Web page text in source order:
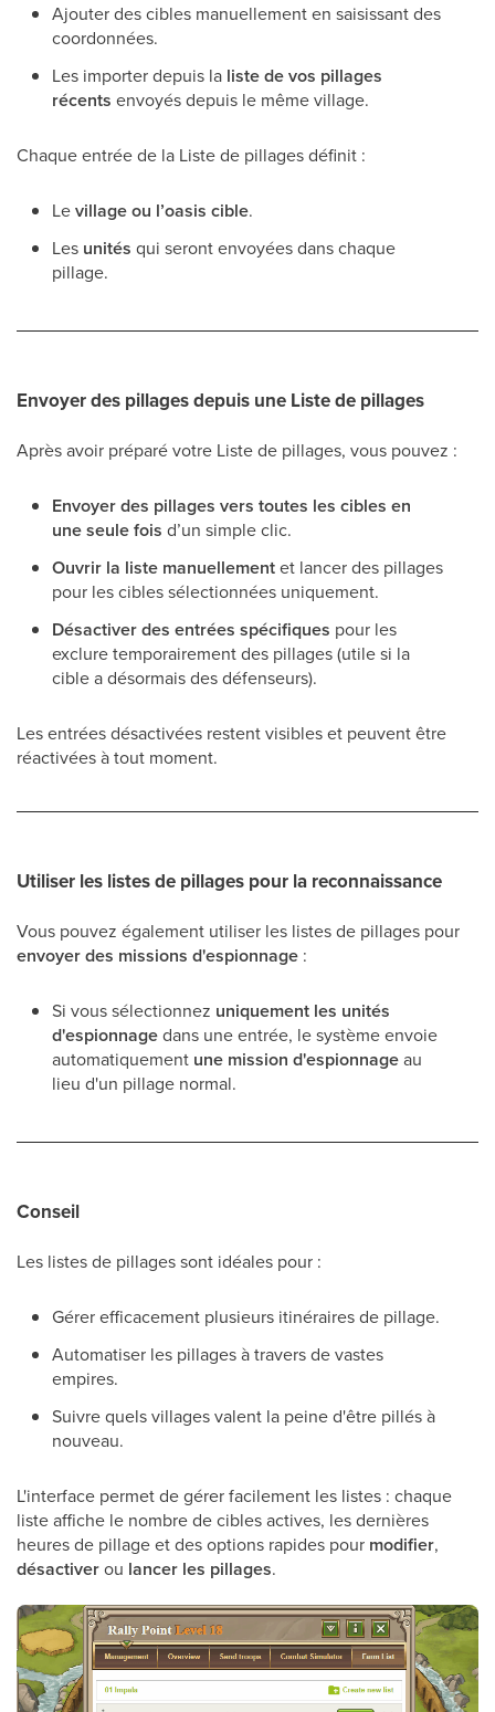
Ajouter des cibles manuellement en saisissant des
coordonnées.
Les importer depuis la liste de vos pillages
récents envoyés depuis le même village.
Chaque entrée de la Liste de pillages définit :
Levillage ou l’oasis cible.
Les unités qui seront envoyées dans chaque
pillage.
Envoyer des pillages depuis une Liste de pillages
Après avoir préparé votre Liste de pillages, vous pouvez :
Envoyer des pillages vers toutes les cibles en
une seule fois d’un simple clic.
Ouvrir la liste manuellementet lancer des pillages
pour les cibles sélectionnées uniquement.
Désactiver des entrées spécifiques pour les
exclure temporairement des pillages (utile si la
cible a désormais des défenseurs).
Les entrées désactivées restent visibles et peuvent être
réactivées à tout moment.
Utiliser les listes de pillages pour la reconnaissance
Vous pouvez également utiliser les listes de pillages pour
envoyer des missions d'espionnage :
Si vous sélectionnez uniquement les unités
d'espionnagedans une entrée, le système envoie
automatiquement une mission d'espionnageau
lieu d'un pillage normal.
Conseil
Les listes de pillages sont idéales pour :
Gérer efficacement plusieurs itinéraires de pillage.
Automatiser les pillages à travers de vastes
empires.
Suivre quels villages valent la peine d'être pillés à
nouveau.
L'interface permet de gérer facilement les listes : chaque
liste affiche le nombre de cibles actives, les dernières
heures de pillage et des options rapides pour modifier,
désactiverou lancer les pillages.